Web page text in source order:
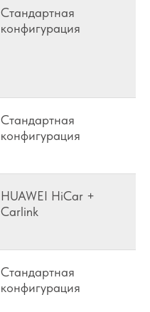
Стандартная
конфигурация
Стандартная
конфигурация
HUAWEI HiCar +
Carlink
Стандартная
конфигурация